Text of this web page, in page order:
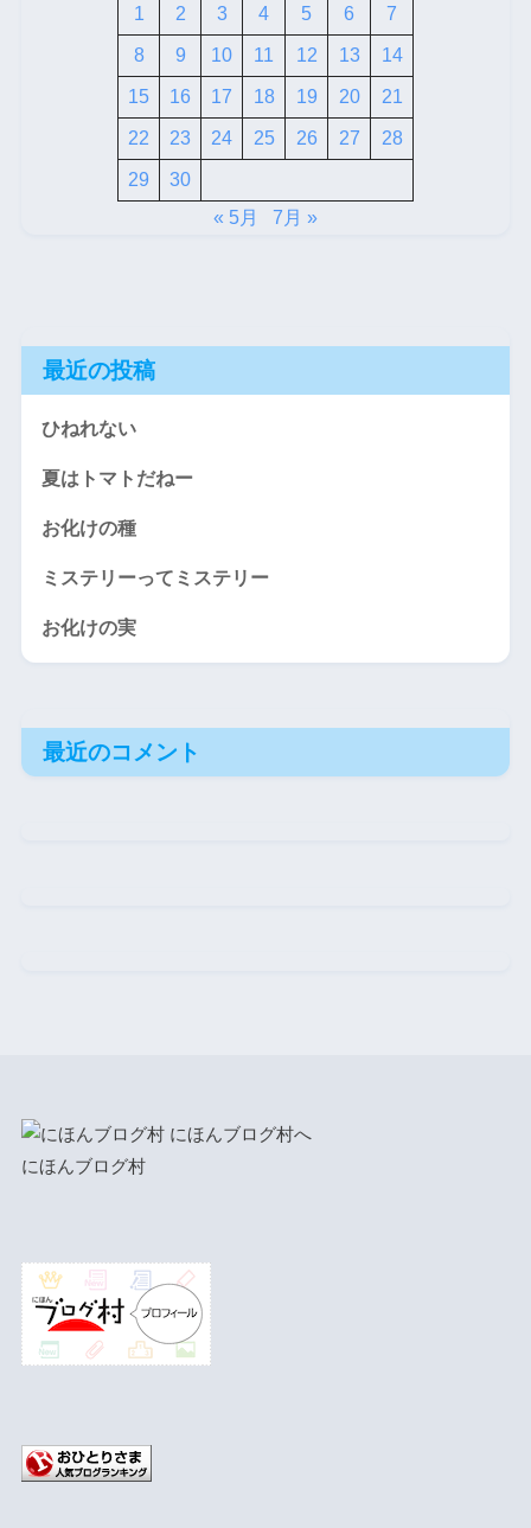
1 2 3 4 5 6 7
8 9 10 11 12 13 14
15 16 17 18 19 20 21
22 23 24 25 26 27 28
29
30
« 5月
7月 »
最近の投稿
ひねれない
夏はトマトだねー
お化けの種
ミステリーってミステリー
お化けの実
最近のコメント
にほんブログ村